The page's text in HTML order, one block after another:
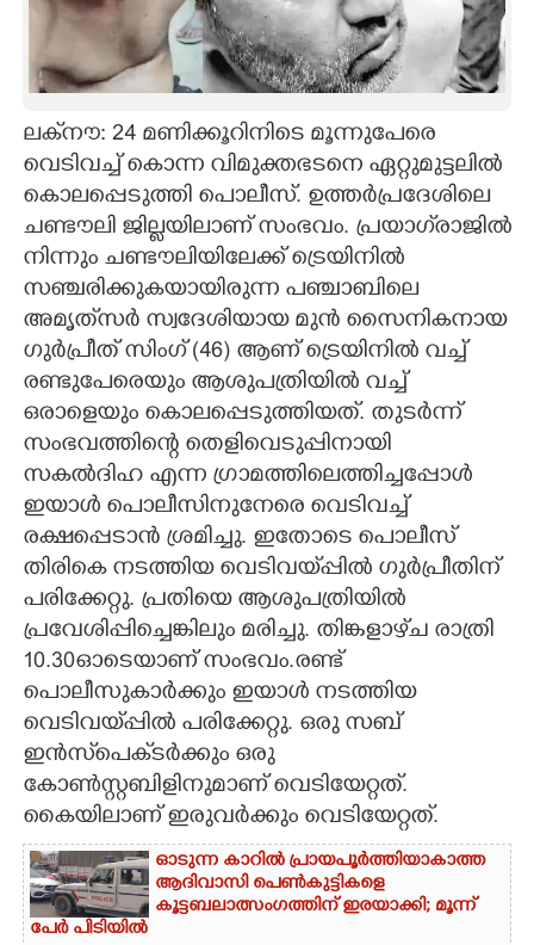
ASTRO
CARTOONS
LITERATURE
ZOOM
ലക്‌നൗ: 24 മണിക്കൂറിനിടെ മൂന്നുപേരെ
വെടിവച്ച് കൊന്ന വിമുക്തഭടനെ ഏറ്റുമുട്ടലിൽ
കൊലപ്പെടുത്തി പൊലീസ്. ഉത്തർപ്രദേശിലെ
ചണ്ടൗലി ജില്ലയിലാണ് സംഭവം. പ്രയാഗ്‌രാജിൽ
നിന്നും ചണ്ടൗലിയിലേക്ക് ട്രെയിനിൽ
സഞ്ചരിക്കുകയായിരുന്ന പഞ്ചാബിലെ
അമൃത്‌സർ സ്വദേശിയായ മുൻ സൈനികനായ
ഗുർപ്രീത് സിംഗ് (46)​ ആണ് ട്രെയിനിൽ വച്ച്
രണ്ടുപേരെയും ആശുപത്രിയിൽ വച്ച്
ഒരാളെയും കൊലപ്പെടുത്തിയത്. തുടർന്ന്
സംഭവത്തിന്റെ തെളിവെടുപ്പിനായി
സകൽദിഹ എന്ന ഗ്രാമത്തിലെത്തിച്ചപ്പോൾ
ഇയാൾ പൊലീസിനുനേരെ വെടിവച്ച്
രക്ഷപ്പെടാൻ ശ്രമിച്ചു. ഇതോടെ പൊലീസ്
തിരികെ നടത്തിയ വെടിവയ്‌പ്പിൽ ഗുർപ്രീതിന്
പരിക്കേറ്റു. പ്രതിയെ ആശുപത്രിയിൽ
പ്രവേശിപ്പിച്ചെങ്കിലും മരിച്ചു. തിങ്കളാഴ്‌ച രാത്രി
10.30ഓടെയാണ് സംഭവം.രണ്ട്
പൊലീസുകാർക്കും ഇയാൾ നടത്തിയ
വെടിവയ്‌പ്പിൽ പരിക്കേറ്റു. ഒരു സബ്
ഇൻസ്‌പെക്‌ടർക്കും ഒരു
കോൺസ്റ്റബിളിനുമാണ് വെടിയേറ്റത്.
കൈയിലാണ് ഇരുവർക്കും വെടിയേറ്റത്.
ഓടുന്ന കാറിൽ പ്രായപൂർത്തിയാകാത്ത
ആദിവാസി പെൺകുട്ടികളെ
കൂട്ടബലാത്സംഗത്തിന് ഇരയാക്കി; മൂന്ന്
പേർ പിടിയിൽ